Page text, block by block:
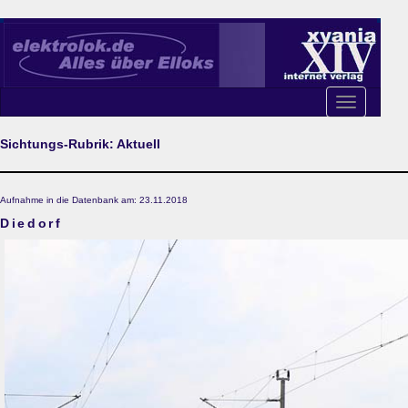
Toggle
navigation
Sichtungs-Rubrik: Aktuell
Aufnahme in die Datenbank am: 23.11.2018
Diedorf